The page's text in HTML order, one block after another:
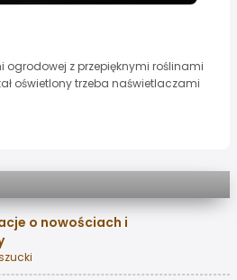
ogrodowej z przepięknymi roślinami
oświetlony trzeba naświetlaczami
o nowościach i